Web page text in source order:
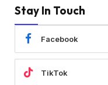
Stay In Touch
Facebook
TikTok